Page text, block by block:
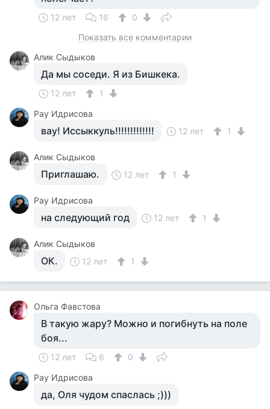
12 лет 16
0
Показать все комментарии
Алик Сыдыков
Да мы соседи. Я из Бишкека.
12 лет
1
Рау Идрисова
вау! Иссыккуль!!!!!!!!!!!!! 12 лет 1
Алик Сыдыков
Приглашаю. 12 лет 1
Рау Идрисова
на следующий год 12 лет 1
Алик Сыдыков
ОК. 12 лет 1
Ольга Фавстова
В такую жару? Можно и погибнуть на поле
боя...
12 лет 6
0
Рау Идрисова
да, Оля чудом спаслась ;)))